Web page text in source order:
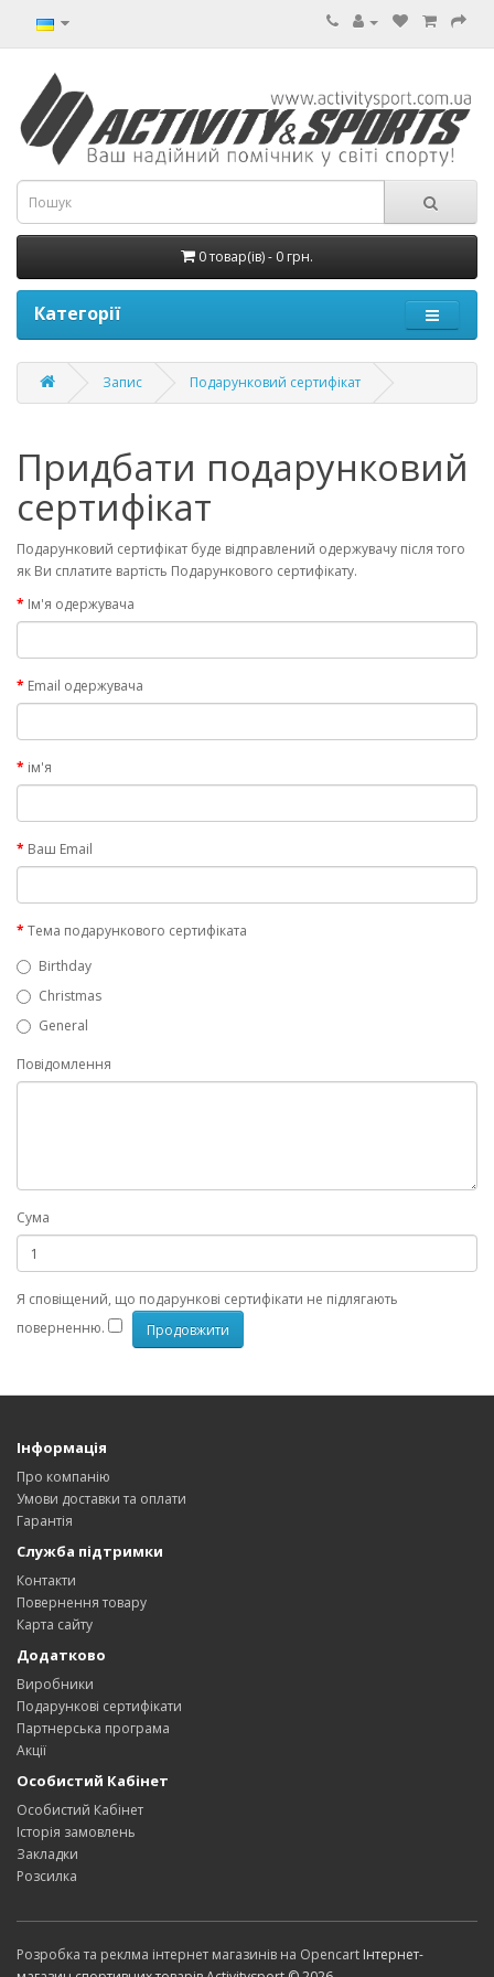
0 товар(ів) - 0 грн.
Категорії
Запис Подарунковий сертифікат
Придбати подарунковий
сертифікат
Подарунковий сертифікат буде відправлений одержувачу після того
як Ви сплатите вартість Подарункового сертифікату.
Ім'я одержувача
Email одержувача
ім'я
Ваш Email
Тема подарункового сертифіката
Birthday
Christmas
General
Повідомлення
Сума
Я сповіщений, що подарункові сертифікати не підлягають
поверненню.
Інформація
Про компанію
Умови доставки та оплати
Гарантія
Служба підтримки
Контакти
Повернення товару
Карта сайту
Додатково
Виробники
Подарункові сертифікати
Партнерська програма
Акції
Особистий Кабінет
Особистий Кабінет
Історія замовлень
Закладки
Розсилка
Розробка та реклма інтернет магазинів на Opencart Інтернет-